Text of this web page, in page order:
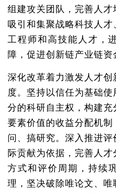
组建攻关团队，完善人
吸引和集聚战略科技人
工程师和高技能人才，
障，促进创新链产业链资
深化改革着力激发人才创
度。坚持以信任为基础
分的科研自主权，构建
要素价值的收益分配机
问、搞研究。深入推进
际贡献为依据，完善人
方式和评价周期，持续
理，坚决破除唯论文、